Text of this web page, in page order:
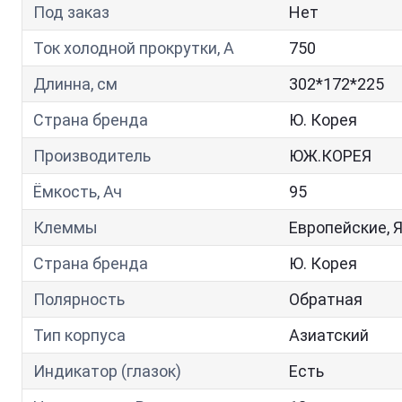
Под заказ
Нет
Ток холодной прокрутки, A
750
Длинна, см
302*172*225
Страна бренда
Ю. Корея
Производитель
ЮЖ.КОРЕЯ
Ёмкость, Ач
95
Клеммы
Европейские,
Страна бренда
Ю. Корея
Полярность
Обратная
Тип корпуса
Азиатский
Индикатор (глазок)
Есть